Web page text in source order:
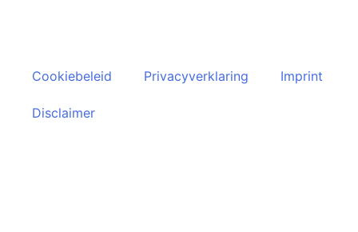
Cookiebeleid Privacyverklaring Imprint
Disclaimer